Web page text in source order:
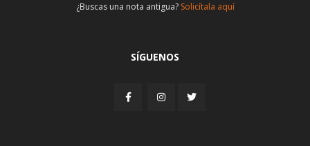
¿Buscas una nota antigua? Solicítala aquí
SÍGUENOS